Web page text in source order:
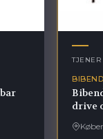
TJENER
drive